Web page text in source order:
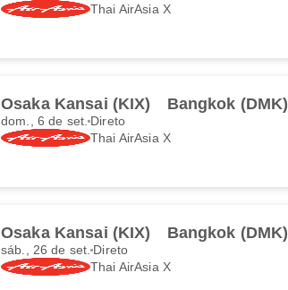
Thai AirAsia X
Osaka Kansai (KIX) Bangkok (DMK)
dom., 6 de set. Direto
Thai AirAsia X
Osaka Kansai (KIX) Bangkok (DMK)
sáb., 26 de set. Direto
Thai AirAsia X